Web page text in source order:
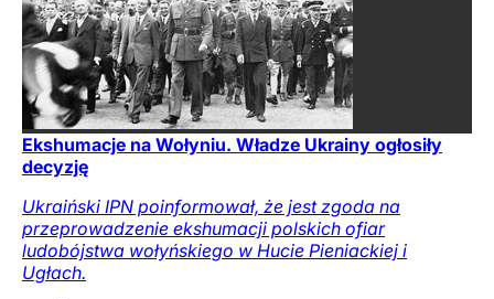
Ekshumacje na Wołyniu. Władze Ukrainy ogłosiły
decyzję
Ukraiński IPN poinformował, że jest zgoda na
przeprowadzenie ekshumacji polskich ofiar
ludobójstwa wołyńskiego w Hucie Pieniackiej i
Ugłach.